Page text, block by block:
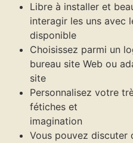
Libre à installer et
interagir les uns avec
disponible
Choisissez parmi un
bureau site Web ou
site
Personnalisez votre
fétiches et
imagination
Vous pouvez discuter